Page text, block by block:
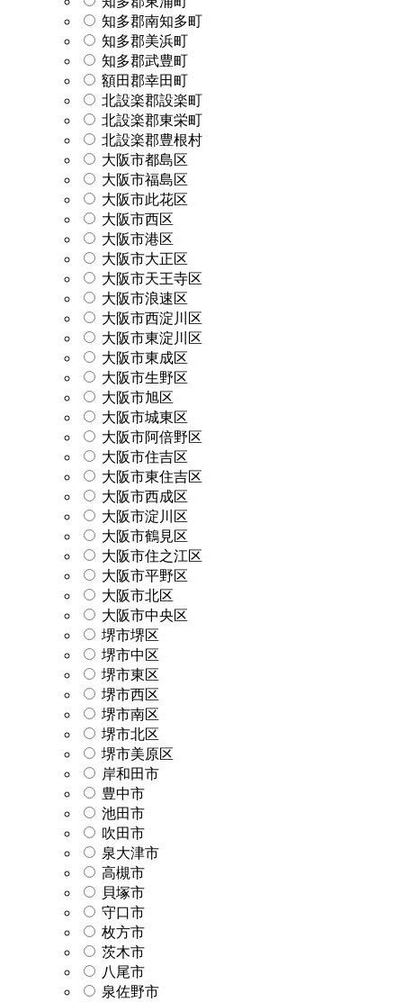
知多郡南知多町
知多郡美浜町
知多郡武豊町
額田郡幸田町
北設楽郡設楽町
北設楽郡東栄町
北設楽郡豊根村
大阪市都島区
大阪市福島区
大阪市此花区
大阪市西区
大阪市港区
大阪市大正区
大阪市天王寺区
大阪市浪速区
大阪市西淀川区
大阪市東淀川区
大阪市東成区
大阪市生野区
大阪市旭区
大阪市城東区
大阪市阿倍野区
大阪市住吉区
大阪市東住吉区
大阪市西成区
大阪市淀川区
大阪市鶴見区
大阪市住之江区
大阪市平野区
大阪市北区
大阪市中央区
堺市堺区
堺市中区
堺市東区
堺市西区
堺市南区
堺市北区
堺市美原区
岸和田市
豊中市
池田市
吹田市
泉大津市
高槻市
貝塚市
守口市
枚方市
茨木市
八尾市
泉佐野市